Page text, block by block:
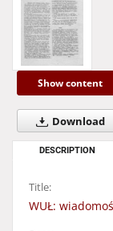
Show content
Download
DESCRIPTION
Title:
WUŁ: